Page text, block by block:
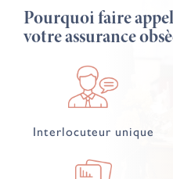
Pourquoi faire
votre assurance
Interlocuteur unique